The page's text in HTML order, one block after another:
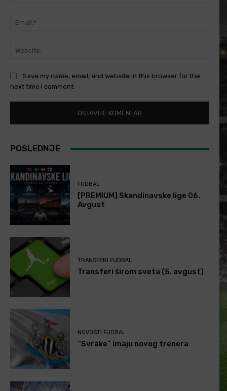
Save my name, email, and website in this browser for the
next time I comment.
POSLEDNJE
FUDBAL
[PREMIUM] Skandinavske lige 06.
Avgust
TRANSFERI FUDBAL
Transferi širom sveta (5. avgust)
NOVOSTI FUDBAL
“Svrake” imaju novog trenera